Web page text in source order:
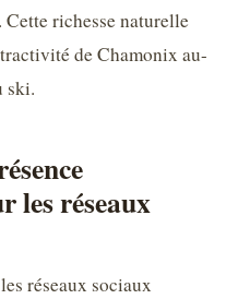
richesse naturelle
de Chamonix au-
ski.
les réseaux
réseaux sociaux